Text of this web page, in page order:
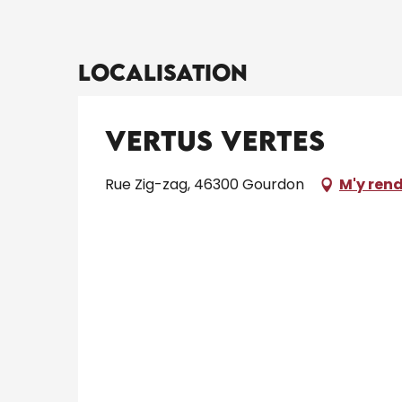
Localisation
Vertus Vertes
Rue Zig-zag, 46300 Gourdon M'y